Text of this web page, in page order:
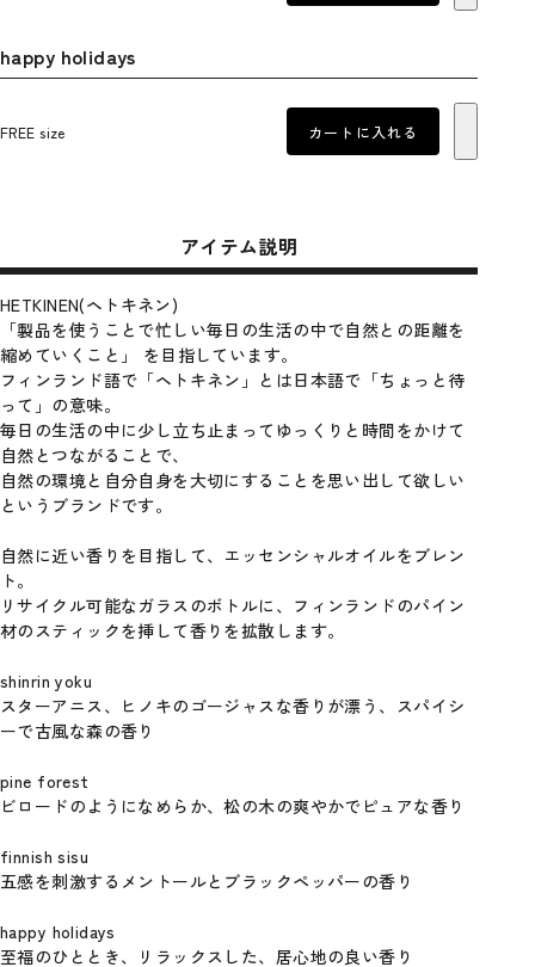
happy holidays
FREE size カートに入れる
アイテム説明
HETKINEN(ヘトキネン)
「製品を使うことで忙しい毎日の生活の中で自然との距離を
縮めていくこと」 を目指しています。
フィンランド語で「ヘトキネン」とは日本語で「ちょっと待
って」の意味。
毎日の生活の中に少し立ち止まってゆっくりと時間をかけて
自然とつながることで、
自然の環境と自分自身を大切にすることを思い出して欲しい
というブランドです。
自然に近い香りを目指して、エッセンシャルオイルをブレン
ト。
リサイクル可能なガラスのボトルに、フィンランドのパイン
材のスティックを挿して香りを拡散します。
shinrin yoku
スターアニス、ヒノキのゴージャスな香りが漂う、スパイシ
ーで古風な森の香り
pine forest
ビロードのようになめらか、松の木の爽やかでピュアな香り
finnish sisu
五感を刺激するメントールとブラックペッパーの香り
happy holidays
至福のひととき、リラックスした、居心地の良い香り